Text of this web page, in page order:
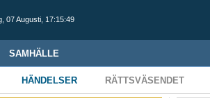
07 Augusti, 17:15:50
SAMHÄLLE
HÄNDELSER RÄTTSVÄSENDET